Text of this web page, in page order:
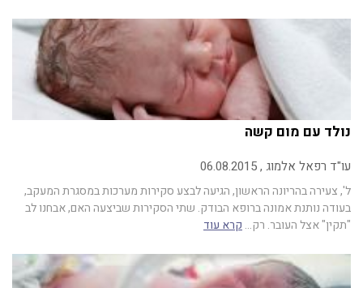
נולד עם מום קשה
עו"ד רפאל אלמוג , 06.08.2015
ל', צעירה בהריונה הראשון, הגיעה לבצע סקירות מערכות במסגרת המעקב,
בעודה נותנת אמונה ברופא הבודק. שתי הסקירות שביצעה האם, אבחנו לב
"תקין" אצל העובר. רק…קרא עוד